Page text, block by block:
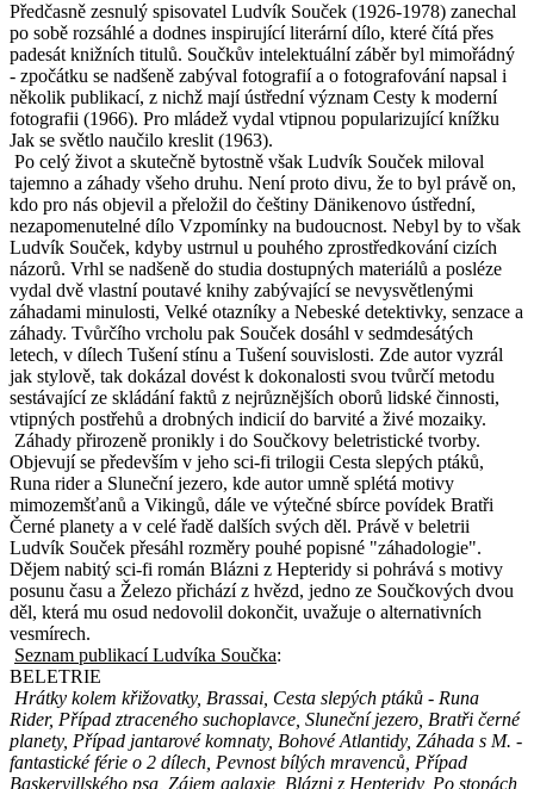
Předčasně zesnulý spisovatel Ludvík Souček (1926-1978) zanechal
po sobě rozsáhlé a dodnes inspirující literární dílo, které čítá přes
padesát knižních titulů. Součkův intelektuální záběr byl mimořádný
- zpočátku se nadšeně zabýval fotografií a o fotografování napsal i
několik publikací, z nichž mají ústřední význam Cesty k moderní
fotografii (1966). Pro mládež vydal vtipnou popularizující knížku
Jak se světlo naučilo kreslit (1963).
Po celý život a skutečně bytostně však Ludvík Souček miloval
tajemno a záhady všeho druhu. Není proto divu, že to byl právě on,
kdo pro nás objevil a přeložil do češtiny Dänikenovo ústřední,
nezapomenutelné dílo Vzpomínky na budoucnost. Nebyl by to však
Ludvík Souček, kdyby ustrnul u pouhého zprostředkování cizích
názorů. Vrhl se nadšeně do studia dostupných materiálů a posléze
vydal dvě vlastní poutavé knihy zabývající se nevysvětlenými
záhadami minulosti, Velké otazníky a Nebeské detektivky, senzace a
záhady. Tvůrčího vrcholu pak Souček dosáhl v sedmdesátých
letech, v dílech Tušení stínu a Tušení souvislosti. Zde autor vyzrál
jak stylově, tak dokázal dovést k dokonalosti svou tvůrčí metodu
sestávající ze skládání faktů z nejrůznějších oborů lidské činnosti,
vtipných postřehů a drobných indicií do barvité a živé mozaiky.
Záhady přirozeně pronikly i do Součkovy beletristické tvorby.
Objevují se především v jeho sci-fi trilogii Cesta slepých ptáků,
Runa rider a Sluneční jezero, kde autor umně splétá motivy
mimozemšťanů a Vikingů, dále ve výtečné sbírce povídek Bratři
Černé planety a v celé řadě dalších svých děl. Právě v beletrii
Ludvík Souček přesáhl rozměry pouhé popisné "záhadologie".
Dějem nabitý sci-fi román Blázni z Hepteridy si pohrává s motivy
posunu času a Železo přichází z hvězd, jedno ze Součkových dvou
děl, která mu osud nedovolil dokončit, uvažuje o alternativních
vesmírech.
Seznam publikací Ludvíka Součka:
BELETRIE
Hrátky kolem křižovatky, Brassai, Cesta slepých ptáků - Runa
Rider, Případ ztraceného suchoplavce, Sluneční jezero, Bratři černé
planety, Případ jantarové komnaty, Bohové Atlantidy, Záhada s M. -
fantastické férie o 2 dílech, Pevnost bílých mravenců, Případ
Baskervillského psa, Zájem galaxie, Blázni z Hepteridy, Po stopách